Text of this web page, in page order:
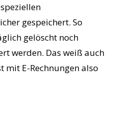
gespeichert. So
gelöscht noch
werden. Das weiß auch
mit E-Rechnungen also